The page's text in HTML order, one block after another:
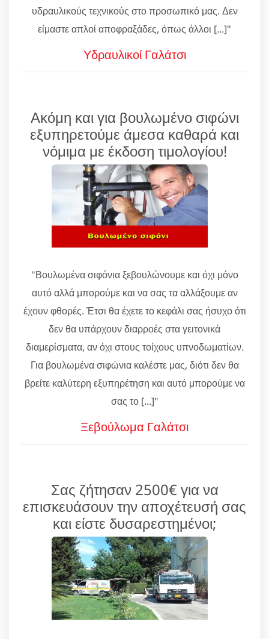
υδραυλικούς τεχνικούς στο προσωπικό μας. Δεν
είμαστε απλοί αποφραξάδες, όπως άλλοι [...]"
Υδραυλικοί Γαλάτσι
Ακόμη και για βουλωμένο σιφώνι
εξυπηρετούμε άμεσα καθαρά και
νόμιμα με έκδοση τιμολογίου!
"Βουλωμένα σιφόνια ξεβουλώνουμε και όχι μόνο
αυτό αλλά μπορούμε και να σας τα αλλάξουμε αν
έχουν φθορές. Έτσι θα έχετε το κεφάλι σας ήσυχο ότι
δεν θα υπάρχουν διαρροές στα γειτονικά
διαμερίσματα, αν όχι στους τοίχους υπνοδωματίων.
Για βουλωμένα σιφώνια καλέστε μας, διότι δεν θα
βρείτε καλύτερη εξυπηρέτηση και αυτό μπορούμε να
σας το [...]"
Ξεβούλωμα Γαλάτσι
Σας ζήτησαν 2500€ για να
επισκευάσουν την αποχέτευσή σας
και είστε δυσαρεστημένοι;